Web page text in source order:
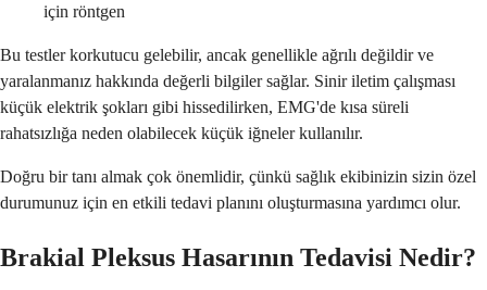
için röntgen
Bu testler korkutucu gelebilir, ancak genellikle ağrılı değildir ve
yaralanmanız hakkında değerli bilgiler sağlar. Sinir iletim çalışması
küçük elektrik şokları gibi hissedilirken, EMG'de kısa süreli
rahatsızlığa neden olabilecek küçük iğneler kullanılır.
Doğru bir tanı almak çok önemlidir, çünkü sağlık ekibinizin sizin özel
durumunuz için en etkili tedavi planını oluşturmasına yardımcı olur.
Brakial Pleksus Hasarının Tedavisi Nedir?